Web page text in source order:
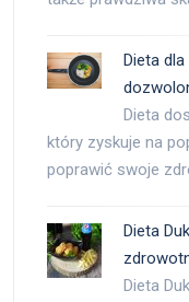
Dieta
Dieta
który zyskuje na
poprawić swoje
Dieta
Dieta